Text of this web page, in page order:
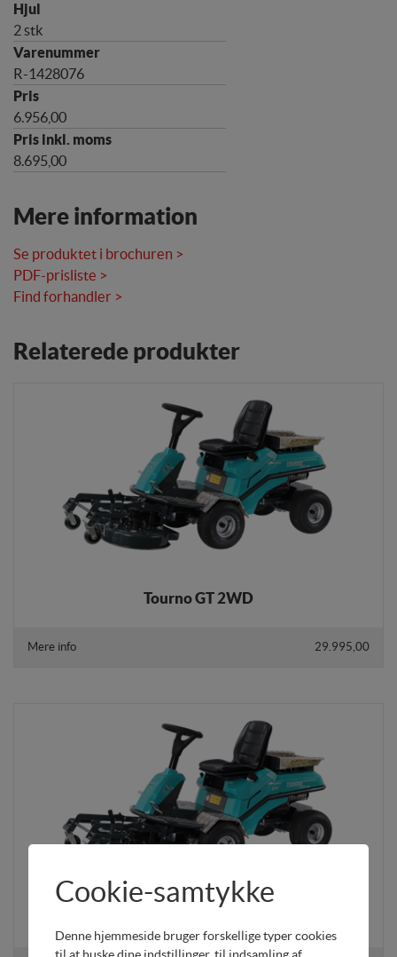
2 stk
R-1428076
6.956,00
8.695,00
Mere information
Se produktet i brochuren >
PDF-prisliste >
Find forhandler >
Relaterede produkter
Tourno GT 2WD
29.995,00
Mere info
Cookie-samtykke
Denne hjemmeside bruger forskellige typer cookies